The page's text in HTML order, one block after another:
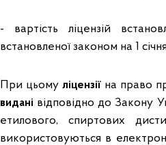
- вартість ліцензій
встановленої законом на 1
При цьому ліцензіїна право
видані відповідно до Закону
етилового, спиртових
використовуються в